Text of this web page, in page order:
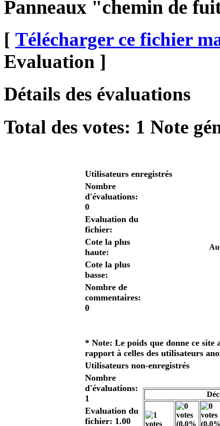
Panneaux "chemin de
[ Télécharger ce fichier
Evaluation ]
Détails des évaluations
Total des votes: 1 Note
Utilisateurs enregistrés
Nombre
d'évaluations:
0
Evaluation du
fichier:
Cote la plus
haute:
Cote la plus
basse:
Nombre de
commentaires:
0
* Note: Le poids que donne ce site
rapport à celles des utilisateurs
Utilisateurs non-enregistrés
Nombre
d'évaluations:
1
Evaluation du
fichier: 1.00